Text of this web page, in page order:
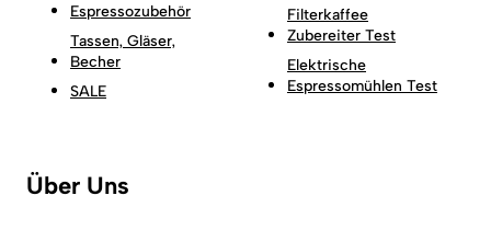
Espressozubehör
Tassen, Gläser,
Becher
SALE
Filterkaffee
Zubereiter Test
Elektrische
Espressomühlen Test
Über Uns